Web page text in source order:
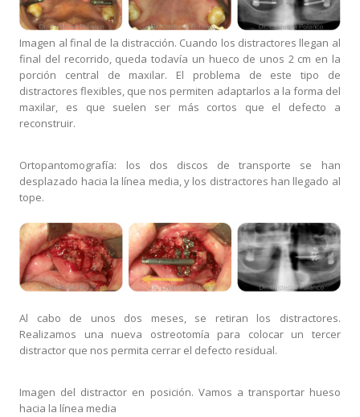
Imagen al final de la distracción. Cuando los distractores llegan al
final del recorrido, queda todavía un hueco de unos 2 cm en la
porción central de maxilar. El problema de este tipo de
distractores flexibles, que nos permiten adaptarlos a la forma del
maxilar, es que suelen ser más cortos que el defecto a
reconstruir.
Ortopantomografía: los dos discos de transporte se han
desplazado hacia la línea media, y los distractores han llegado al
tope.
Al cabo de unos dos meses, se retiran los distractores.
Realizamos una nueva ostreotomía para colocar un tercer
distractor que nos permita cerrar el defecto residual.
Imagen del distractor en posición. Vamos a transportar hueso
hacia la línea media